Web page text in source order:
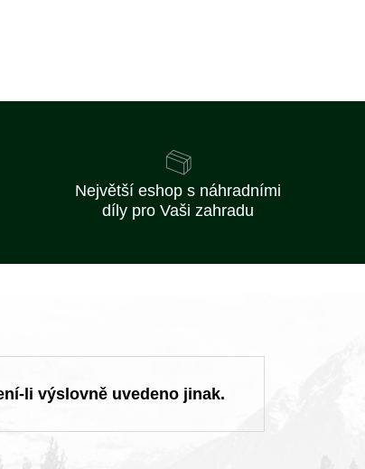
Největší eshop s náhradními
díly pro Vaši zahradu
li výslovně uvedeno jinak.